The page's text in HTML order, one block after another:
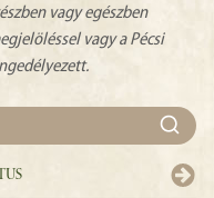
vagy egészben
vagy a Pécsi